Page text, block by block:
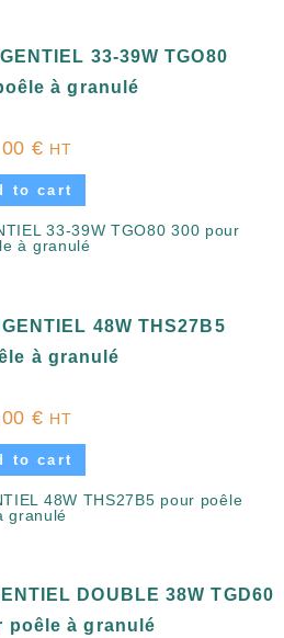
33-39W TGO80
à granulé
€ HT
to cart
48W THS27B5
à granulé
€ HT
to cart
DOUBLE 38W TGD60
poêle à granulé